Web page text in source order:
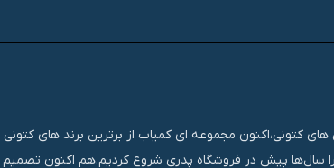
فروش کفش های کتونی،اکنون مجموعه ای کمیاب از برترین برند های کتونی
سال‌ها پیش در فروشگاه پدری شروع کردیم.هم اکنون تصمیم